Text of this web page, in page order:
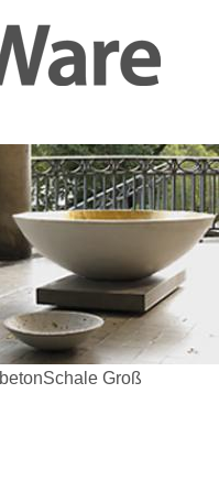
betonSchale Groß